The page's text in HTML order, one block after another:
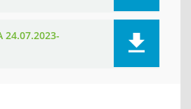
24.07.2023-